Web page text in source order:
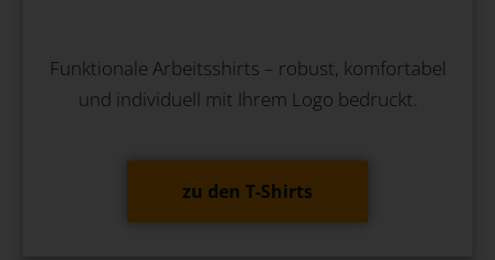
Funktionale Arbeitsshirts – robust, komfortabel
und individuell mit Ihrem Logo bedruckt.
zu den T-Shirts